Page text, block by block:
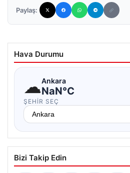
Paylaş:
Hava Durumu
☁Ankara
NaN°C
ŞEHIR SEÇ
Bizi Takip Edin